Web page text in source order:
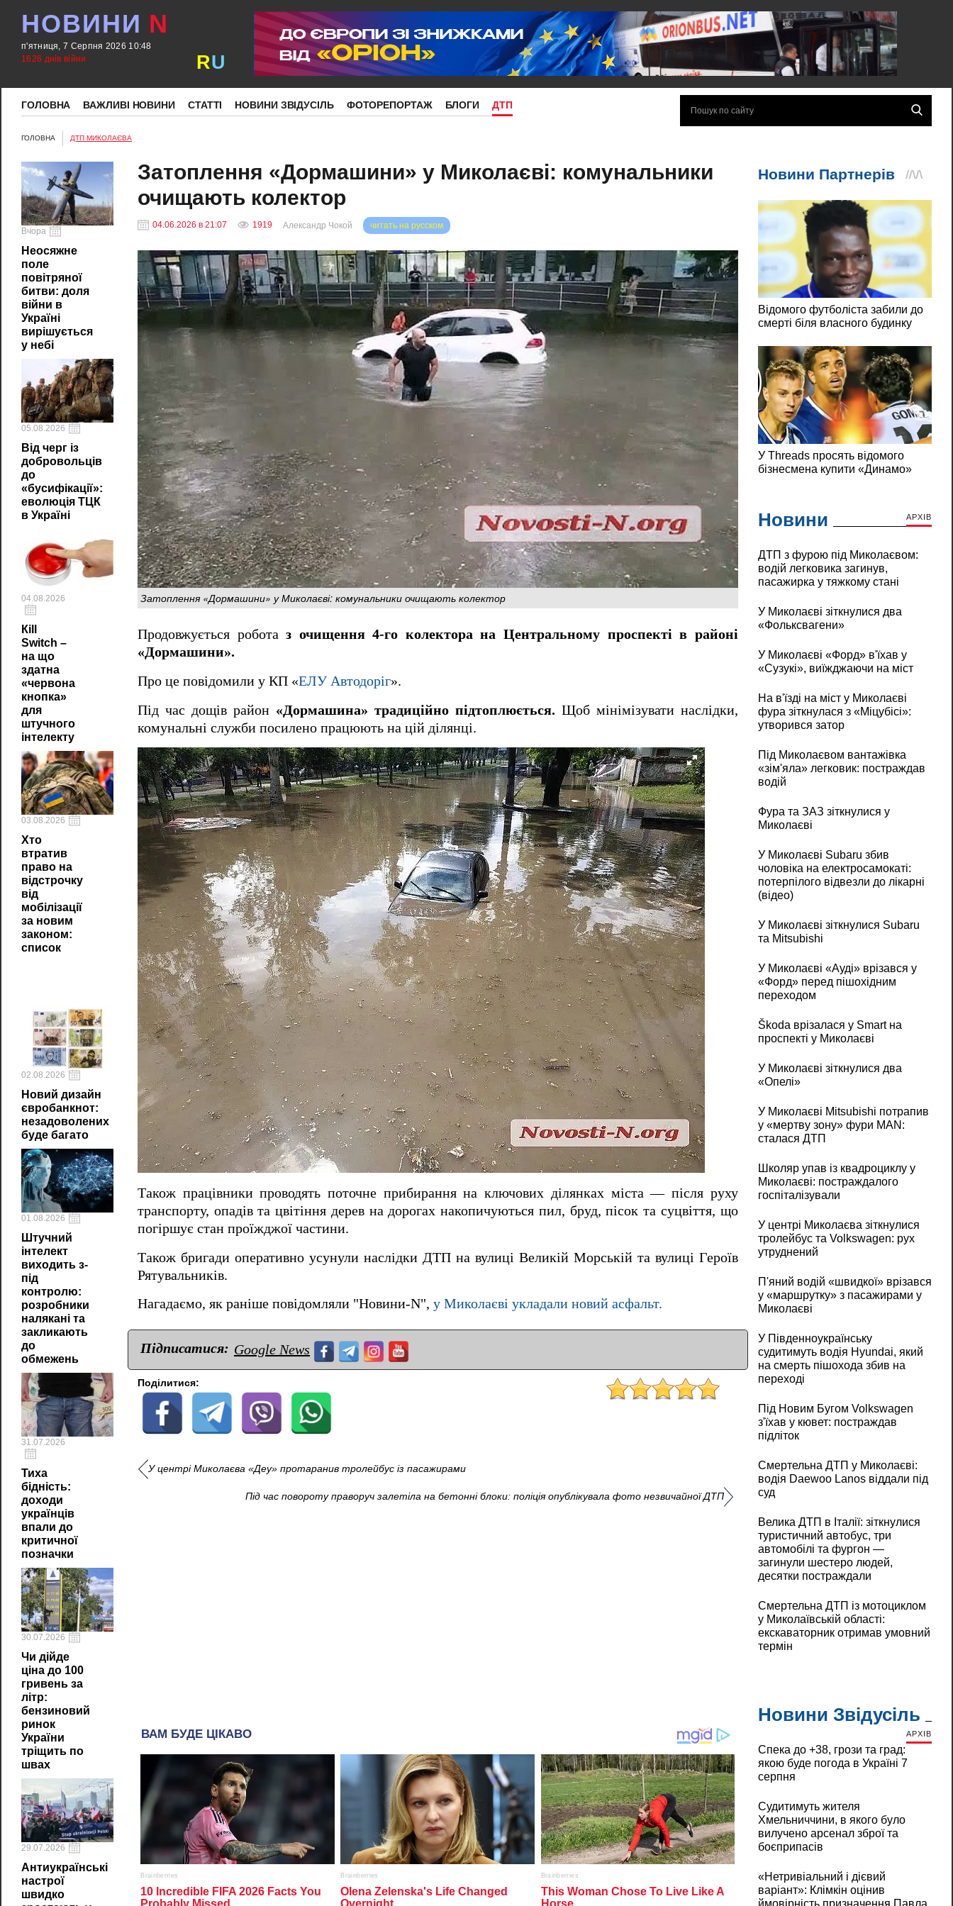
НОВИНИ N
п'ятниця, 7 Серпня 2026 10:48
1626 днів війни
RU
ГОЛОВНА ВАЖЛИВІ НОВИНИ СТАТТІ НОВИНИ ЗВІДУСІЛЬ ФОТОРЕПОРТАЖ БЛОГИ ДТП
ГОЛОВНА ДТП МИКОЛАЄВА
Вчора
Неосяжне
поле
повітряної
битви: доля
війни в
Україні
вирішується
у небі
05.08.2026
Від черг із
добровольців
до
«бусифікації»:
еволюція ТЦК
в Україні
04.08.2026
Кill
Switch –
на що
здатна
«червона
кнопка»
для
штучного
інтелекту
03.08.2026
Хто
втратив
право на
відстрочку
від
мобілізації
за новим
законом:
список
02.08.2026
Новий дизайн
євробанкнот:
незадоволених
буде багато
01.08.2026
Штучний
інтелект
виходить з-
під
контролю:
розробники
налякані та
закликають
до
обмежень
31.07.2026
Тиха
бідність:
доходи
українців
впали до
критичної
позначки
30.07.2026
Чи дійде
ціна до 100
гривень за
літр:
бензиновий
ринок
України
тріщить по
швах
29.07.2026
Антиукраїнські
настрої
швидко
Затоплення «Дормашини» у Миколаєві: комунальники
очищають колектор
04.06.2026 в 21:07 1919 читать на русском
Александр Чокой
Затоплення «Дормашини» у Миколаєві: комунальники очищають колектор
Продовжується роботаз очищення 4-го колектора на Центральному проспекті в районі
«Дормашини».
Про це повідомили у КП «ЕЛУ Автодоріг».
Під час дощів район «Дормашина» традиційно підтоплюється. Щоб мінімізувати наслідки,
комунальні служби посилено працюють на цій ділянці.
Також працівники проводять поточне прибирання на ключових ділянках міста — після руху
транспорту, опадів та цвітіння дерев на дорогах накопичуються пил, бруд, пісок та суцвіття, що
погіршує стан проїжджої частини.
Також бригади оперативно усунули наслідки ДТП на вулиці Великій Морській та вулиці Героїв
Рятувальників.
Нагадаємо, як раніше повідомляли "Новини-N", у Миколаєві укладали новий асфальт.
Підписатися: Google News
Поділитися:
У центрі Миколаєва «Деу» протаранив тролейбус із пасажирами
Під час повороту праворуч залетіла на бетонні блоки: поліція опублікувала фото незвичайної ДТП
Новини АРХІВ
ДТП з фурою під Миколаєвом:
водій легковика загинув,
пасажирка у тяжкому стані
У Миколаєві зіткнулися два
«Фольксвагени»
У Миколаєві «Форд» в'їхав у
«Сузукі», виїжджаючи на міст
На в'їзді на міст у Миколаєві
фура зіткнулася з «Міцубісі»:
утворився затор
Під Миколаєвом вантажівка
«зім'яла» легковик: постраждав
водій
Фура та ЗАЗ зіткнулися у
Миколаєві
У Миколаєві Subaru збив
чоловіка на електросамокаті:
потерпілого відвезли до лікарні
(відео)
У Миколаєві зіткнулися Subaru
та Mitsubishi
У Миколаєві «Ауді» врізався у
«Форд» перед пішохідним
переходом
Škoda врізалася у Smart на
проспекті у Миколаєві
У Миколаєві зіткнулися два
«Опелі»
У Миколаєві Mitsubishi потрапив
у «мертву зону» фури MAN:
сталася ДТП
Школяр упав із квадроциклу у
Миколаєві: постраждалого
госпіталізували
У центрі Миколаєва зіткнулися
тролейбус та Volkswagen: рух
утруднений
П'яний водій «швидкої» врізався
у «маршрутку» з пасажирами у
Миколаєві
У Південноукраїнську
судитимуть водія Hyundai, який
на смерть пішохода збив на
переході
Під Новим Бугом Volkswagen
з'їхав у кювет: постраждав
підліток
Смертельна ДТП у Миколаєві:
водія Daewoo Lanos віддали під
суд
Велика ДТП в Італії: зіткнулися
туристичний автобус, три
автомобілі та фургон —
загинули шестеро людей,
десятки постраждали
Смертельна ДТП із мотоциклом
у Миколаївській області:
екскаваторник отримав умовний
термін
Новини Звідусіль
АРХІВ
Спека до +38, грози та град:
якою буде погода в Україні 7
серпня
Судитимуть жителя
Хмельниччини, в якого було
вилучено арсенал зброї та
боєприпасів
«Нетривіальний і дієвий
варіант»: Клімкін оцінив